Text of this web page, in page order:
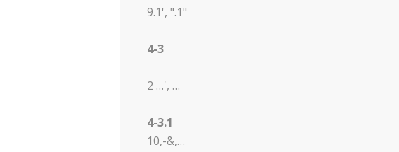
9.1', ".1"
4-3
2 …', …
4-3.1
10,-&,…